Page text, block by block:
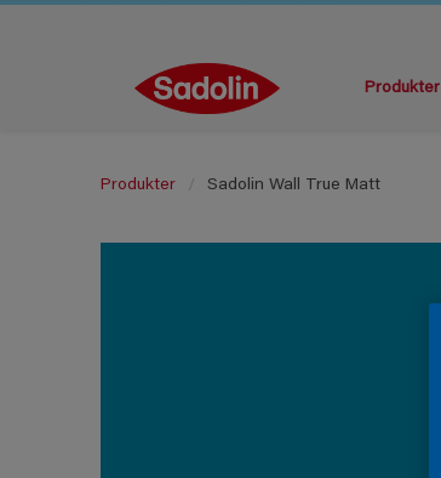
Produkter
Produkter Sadolin Wall True Matt